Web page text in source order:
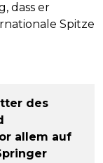
dass er
Spitze
des
allem auf